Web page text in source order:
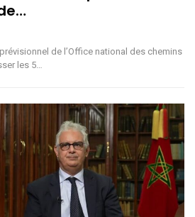
de l’Office national des chemins
les 5…